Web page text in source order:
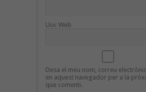
Lloc Web
Desa el meu nom, correu
en aquest navegador per a la
que comenti.